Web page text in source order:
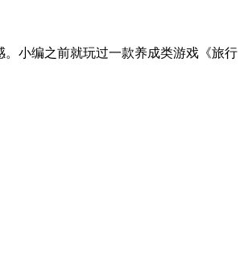
小编之前就玩过一款养成类游戏《旅行